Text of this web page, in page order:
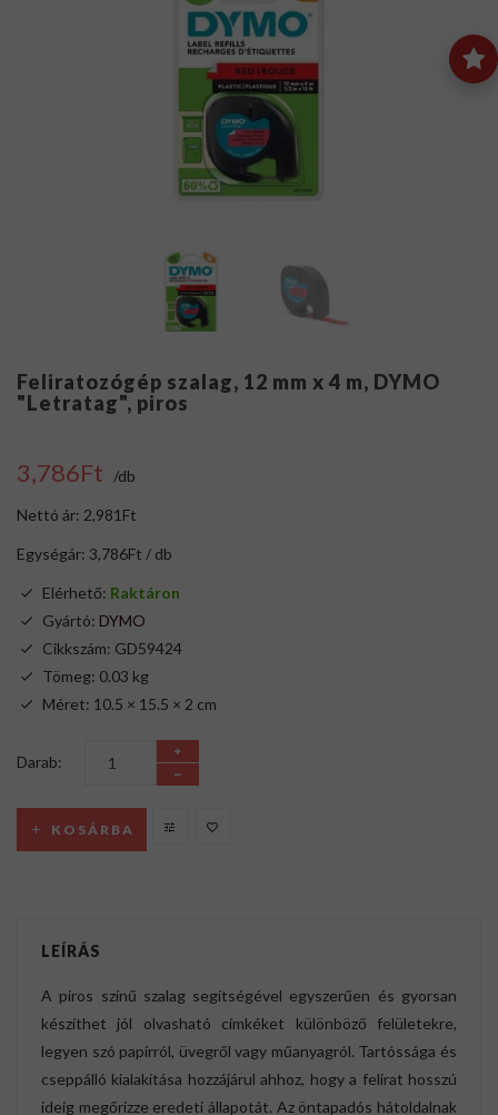
Feliratozógép szalag, 12 mm x 4 m, DYMO
"Letratag", piros
3,786Ft /db
Nettó ár: 2,981Ft
Egységár: 3,786Ft / db
Elérhető: Raktáron
Gyártó: DYMO
Cikkszám: GD59424
Tömeg: 0.03 kg
Méret: 10.5 × 15.5 × 2 cm
Darab:
KOSÁRBA
LEÍRÁS
A piros színű szalag segítségével egyszerűen és gyorsan
készíthet jól olvasható címkéket különböző felületekre,
legyen szó papírról, üvegről vagy műanyagról. Tartóssága és
cseppálló kialakítása hozzájárul ahhoz, hogy a felirat hosszú
ideig megőrizze eredeti állapotát. Az öntapadós hátoldalnak